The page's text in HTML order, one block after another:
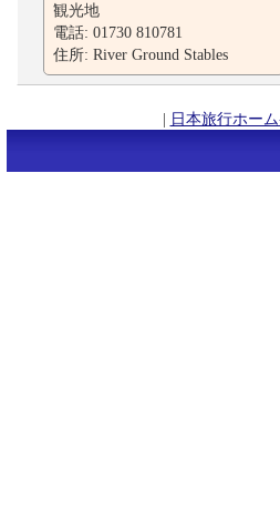
観光地
電話: 01730 810781
住所: River Ground Stables
| 日本旅行ホー